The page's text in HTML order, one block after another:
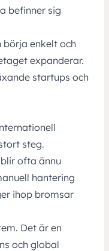
befinner sig
börja enkelt och
expanderar.
startups och
steg.
ofta ännu
hantering
ihop bromsar
Det är en
och global